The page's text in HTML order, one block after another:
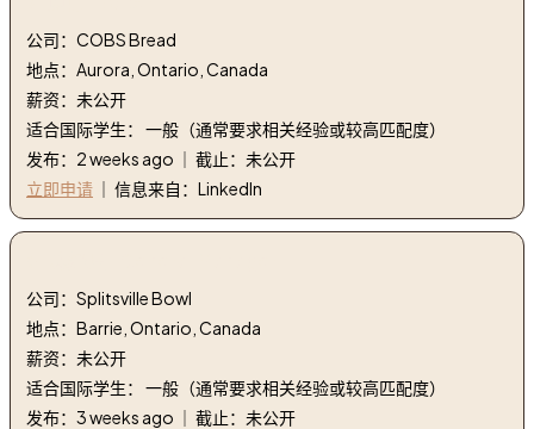
公司：COBS Bread
地点：Aurora, Ontario, Canada
薪资：未公开
适合国际学生： 一般（通常要求相关经验或较高匹配度）
发布：2 weeks ago ｜ 截止：未公开
立即申请 ｜ 信息来自：LinkedIn
公司：Splitsville Bowl
地点：Barrie, Ontario, Canada
薪资：未公开
适合国际学生： 一般（通常要求相关经验或较高匹配度）
发布：3 weeks ago ｜ 截止：未公开